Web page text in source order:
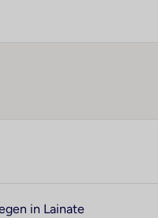
in Lainate